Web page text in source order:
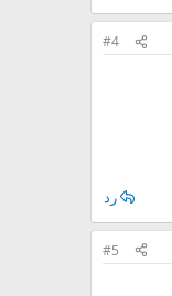
#4
رد
#5